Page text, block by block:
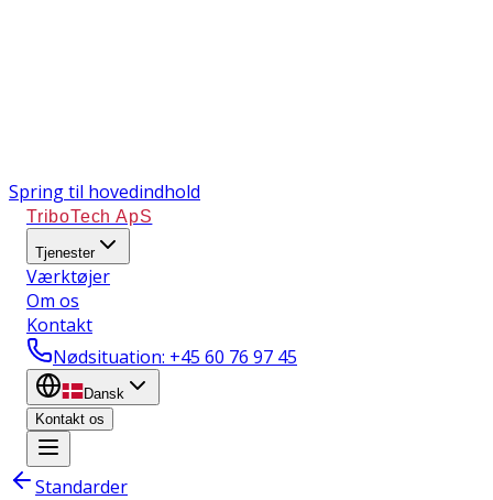
Spring til hovedindhold
TriboTech ApS
Tjenester
Værktøjer
Om os
Kontakt
Nødsituation: +45 60 76 97 45
Dansk
Kontakt os
Standarder